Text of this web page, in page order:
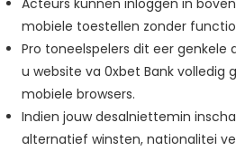
mobiele toestellen zonder
Pro toneelspelers dit eer genkele
u website va 0xbet Bank volledig
mobiele browsers.
Indien jouw desalniettemin
alternatief winsten, nationalitei